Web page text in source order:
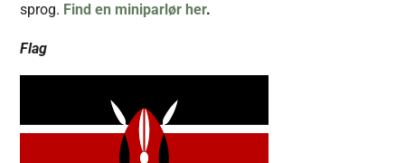
sprog. Find en miniparlør her.
Flag